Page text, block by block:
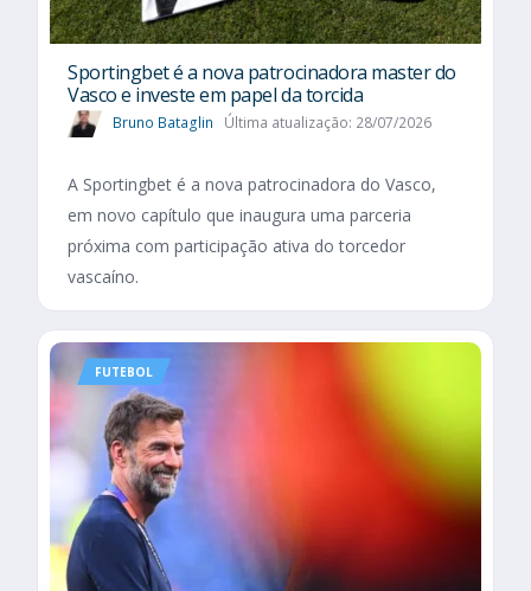
Sportingbet é a nova patrocinadora master do
Vasco e investe em papel da torcida
Bruno Bataglin Última atualização: 28/07/2026
A Sportingbet é a nova patrocinadora do Vasco,
em novo capítulo que inaugura uma parceria
próxima com participação ativa do torcedor
vascaíno.
FUTEBOL